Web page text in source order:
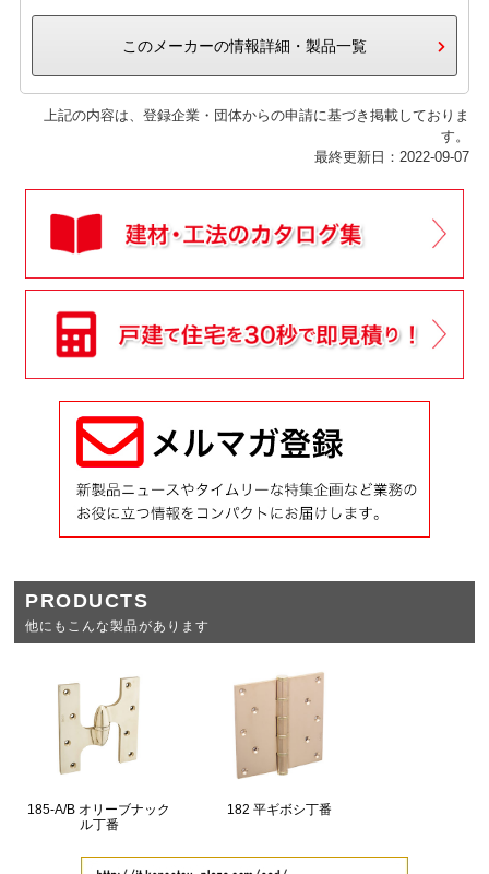
このメーカーの情報詳細・製品一覧
上記の内容は、登録企業・団体からの申請に基づき掲載しておりま
す。
最終更新日：2022-09-07
PRODUCTS
他にもこんな製品があります
185-A/B オリーブナック
ル丁番
182 平ギボシ丁番